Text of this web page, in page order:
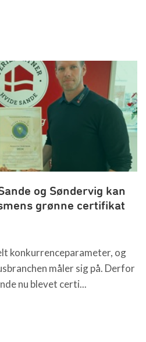
og Søndervig kan
grønne certifikat
konkurrenceparameter, og
måler sig på. Derfor
nu blevet certi...